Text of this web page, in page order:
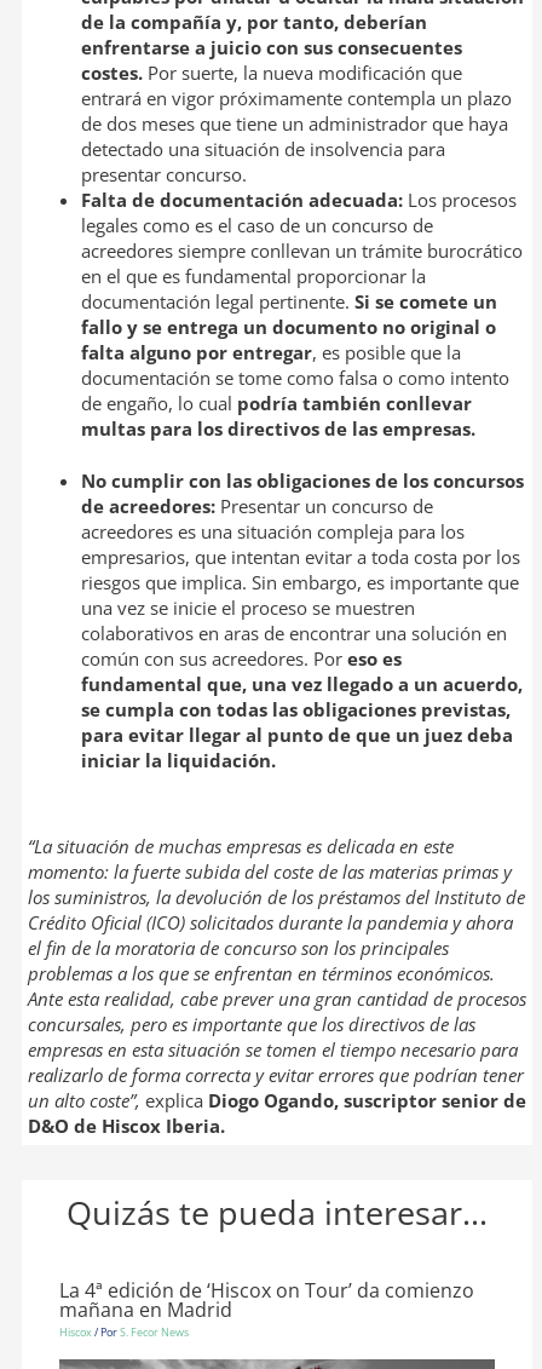
de la compañía y, por tanto, deberían
enfrentarse a juicio con sus consecuentes
costes. Por suerte, la nueva modificación que
entrará en vigor próximamente contempla un plazo
de dos meses que tiene un administrador que haya
detectado una situación de insolvencia para
presentar concurso.
Falta de documentación adecuada: Los procesos
legales como es el caso de un concurso de
acreedores siempre conllevan un trámite burocrático
en el que es fundamental proporcionar la
documentación legal pertinente. Si se comete un
fallo y se entrega un documento no original o
falta alguno por entregar, es posible que la
documentación se tome como falsa o como intento
de engaño, lo cual podría también conllevar
multas para los directivos de las empresas.
No cumplir con las obligaciones de los concursos
de acreedores: Presentar un concurso de
acreedores es una situación compleja para los
empresarios, que intentan evitar a toda costa por los
riesgos que implica. Sin embargo, es importante que
una vez se inicie el proceso se muestren
colaborativos en aras de encontrar una solución en
común con sus acreedores. Por eso es
fundamental que, una vez llegado a un acuerdo,
se cumpla con todas las obligaciones previstas,
para evitar llegar al punto de que un juez deba
iniciar la liquidación.
“La situación de muchas empresas es delicada en este
momento: la fuerte subida del coste de las materias primas y
los suministros, la devolución de los préstamos del Instituto de
Crédito Oficial (ICO) solicitados durante la pandemia y ahora
el fin de la moratoria de concurso son los principales
problemas a los que se enfrentan en términos económicos.
Ante esta realidad, cabe prever una gran cantidad de procesos
concursales, pero es importante que los directivos de las
empresas en esta situación se tomen el tiempo necesario para
realizarlo de forma correcta y evitar errores que podrían tener
un alto coste”, explica Diogo Ogando, suscriptor senior de
D&O de Hiscox Iberia.
Quizás te pueda interesar...
La 4ª edición de ‘Hiscox on Tour’ da comienzo
mañana en Madrid
Hiscox/ PorS. Fecor News